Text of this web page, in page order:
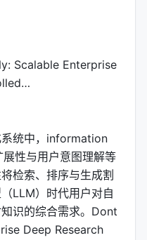
Scalable Enterprise
统中，information
性与用户意图理解等
检索、排序与生成割
LLM）时代用户对自
识的综合需求。Dont
Deep Research